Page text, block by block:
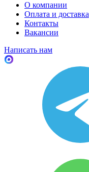
О компании
Оплата и доставка
Контакты
Вакансии
Написать нам